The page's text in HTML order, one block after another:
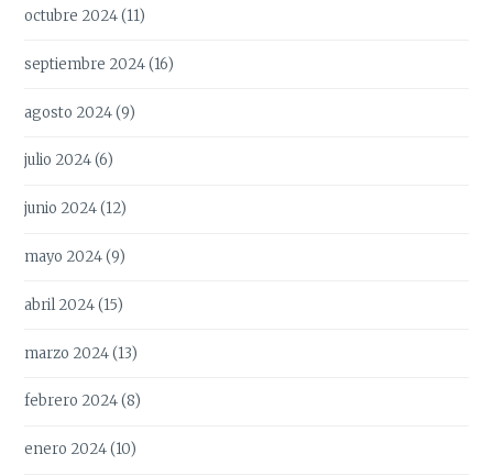
octubre 2024(11)
septiembre 2024(16)
agosto 2024(9)
julio 2024(6)
junio 2024(12)
mayo 2024(9)
abril 2024(15)
marzo 2024(13)
febrero 2024(8)
enero 2024(10)